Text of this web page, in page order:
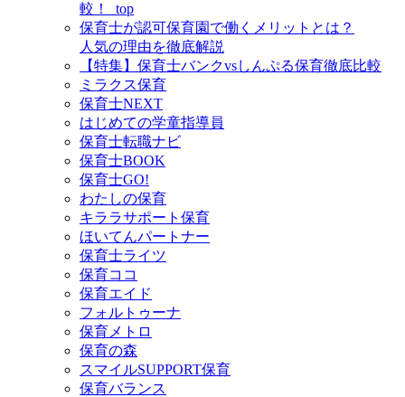
較！_top
保育士が認可保育園で働くメリットとは？
人気の理由を徹底解説
【特集】保育士バンクvsしんぷる保育徹底比較
ミラクス保育
保育⼠NEXT
はじめての学童指導員
保育士転職ナビ
保育士BOOK
保育士GO!
わたしの保育
キララサポート保育
ほいてんパートナー
保育士ライツ
保育ココ
保育エイド
フォルトゥーナ
保育メトロ
保育の森
スマイルSUPPORT保育
保育バランス